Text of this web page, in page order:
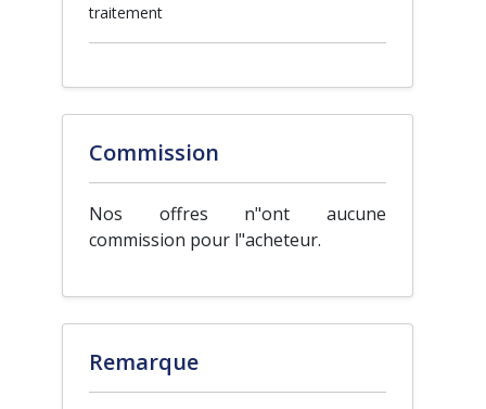
traitement
Commission
Nos offres n"ont aucune
commission pour l"acheteur.
Remarque